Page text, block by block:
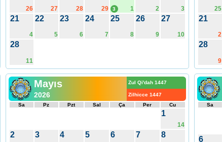
26 27 28 29 1
3 2 3
21
4
22
5
23
6
24
7
25
8
26
9
27
10
28
11
25
21
2
28
9
Mayıs
2026
Zul Qi'dah 1447
Zilhicce 1447
Sa
Pz Pzt Sal Ça Per Cu
1
14
2 3 4 5 6 7 8
Sa
6